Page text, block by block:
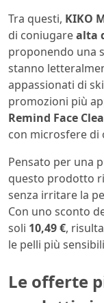
Tra questi, KIKO
di coniugarealta
proponendo una
stanno
appassionati di
promozioni più
Remind Face
con microsfere di
Pensato per una
questo prodotto
senza irritare la
Con uno sconto
soli 10,49 €,
le pelli più
Le offerte